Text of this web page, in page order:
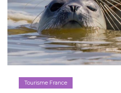
Tourisme France